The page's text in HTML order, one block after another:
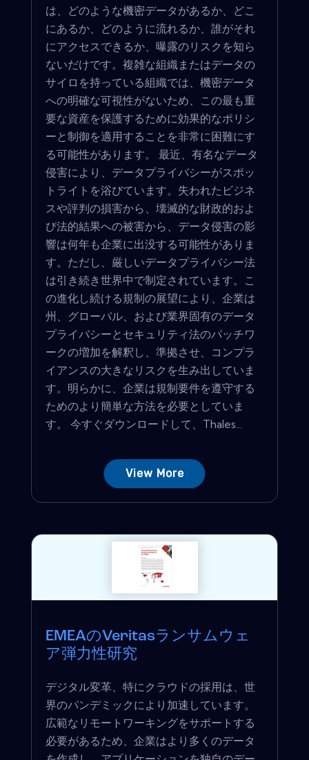
は、どのような機密データがあるか、どこ
にあるか、どのように流れるか、誰がそれ
にアクセスできるか、曝露のリスクを知ら
ないだけです。複雑な組織またはデータの
サイロを持っている組織では、機密データ
への明確な可視性がないため、この最も重
要な資産を保護するために効果的なポリシ
ーと制御を適用することを非常に困難にす
る可能性があります。 最近、有名なデータ
侵害により、データプライバシーがスポッ
トライトを浴びています。失われたビジネ
スや評判の損害から、壊滅的な財政的およ
び法的結果への被害から、データ侵害の影
響は何年も企業に出没する可能性がありま
す。ただし、厳しいデータプライバシー法
は引き続き世界中で制定されています。こ
の進化し続ける規制の展望により、企業は
州、グローバル、および業界固有のデータ
プライバシーとセキュリティ法のパッチワ
ークの増加を解釈し、準拠させ、コンプラ
イアンスの大きなリスクを生み出していま
す。明らかに、企業は規制要件を遵守する
ためのより簡単な方法を必要としていま
す。 今すぐダウンロードして、Thales...
View More
EMEAのVeritasランサムウェ
ア弾力性研究
デジタル変革、特にクラウドの採用は、世
界のパンデミックにより加速しています。
広範なリモートワーキングをサポートする
必要があるため、企業はより多くのデータ